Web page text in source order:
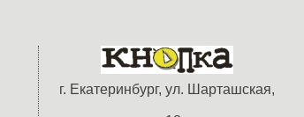
г. Екатеринбург, ул. Шарташская,